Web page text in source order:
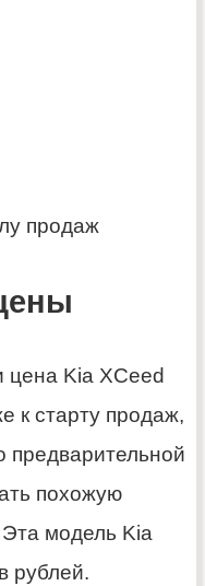
продаж
цена Kia XCeed
к старту продаж,
предварительной
похожую
Эта модель Kia
рублей.